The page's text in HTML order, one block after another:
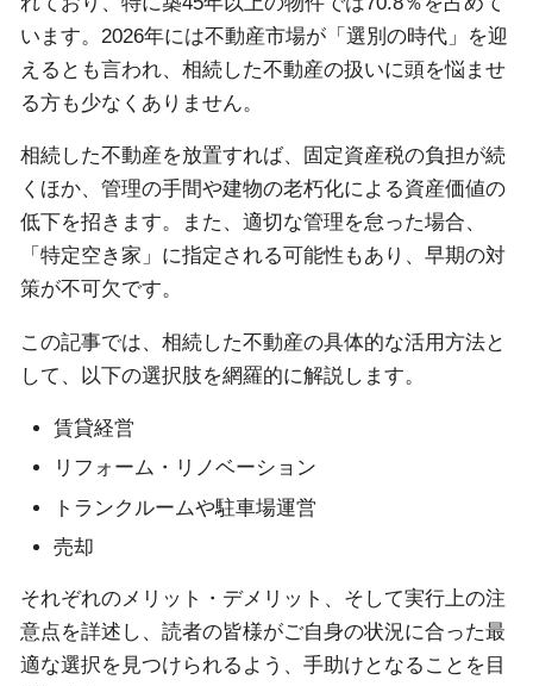
います。2026年には不動産市場が「選別の時代」を迎
えるとも言われ、相続した不動産の扱いに頭を悩ませ
る方も少なくありません。
相続した不動産を放置すれば、固定資産税の負担が続
くほか、管理の手間や建物の老朽化による資産価値の
低下を招きます。また、適切な管理を怠った場合、
「特定空き家」に指定される可能性もあり、早期の対
策が不可欠です。
この記事では、相続した不動産の具体的な活用方法と
して、以下の選択肢を網羅的に解説します。
賃貸経営
リフォーム・リノベーション
トランクルームや駐車場運営
売却
それぞれのメリット・デメリット、そして実行上の注
意点を詳述し、読者の皆様がご自身の状況に合った最
適な選択を見つけられるよう、手助けとなることを目